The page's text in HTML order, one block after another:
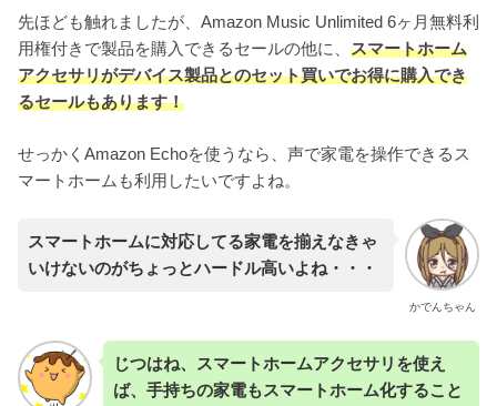
先ほども触れましたが、Amazon Music Unlimited 6ヶ月無料利
用権付きで製品を購入できるセールの他に、 スマートホーム
アクセサリがデバイス製品とのセット買いでお得に購入でき
るセールもあります！
せっかくAmazon Echoを使うなら、声で家電を操作できるス
マートホームも利用したいですよね。
かでんちゃん
スマートホームに対応してる家電を揃えなきゃ
いけないのがちょっとハードル高いよね・・・
じつはね、スマートホームアクセサリを使え
ば、手持ちの家電もスマートホーム化すること